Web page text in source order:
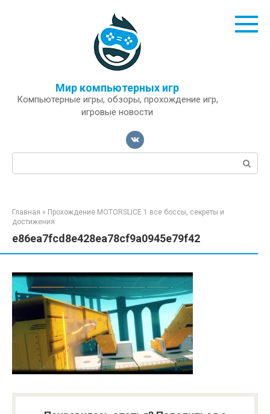
Мир компьютерных игр
Компьютерные игры, обзоры, прохождение игр,
игровые новости
Поиск:
Главная » Прохождение MOTORSLICE 1 все боссы, секреты и
достижения
e86ea7fcd8e428ea78cf9a0945e79f42